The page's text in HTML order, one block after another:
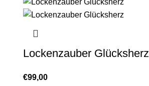
Lockenzauber Glücksherz
€99,00